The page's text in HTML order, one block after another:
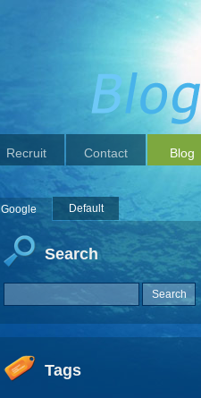
Blog
Contact
Recruit
Google Default
Search
Tags